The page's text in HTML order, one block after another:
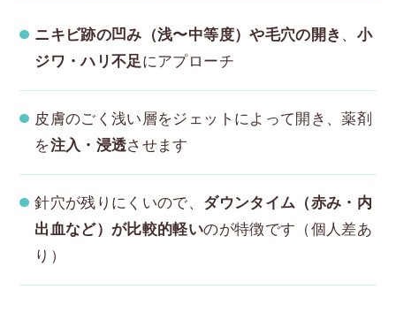
ニキビ跡の凹み（浅〜中等度）や毛穴の開き 、 小
ジワ・ハリ不足にアプローチ
皮膚のごく浅い層をジェットによって開き、薬剤
を注入・浸透させます
針穴が残りにくいので、 ダウンタイム（赤み・内
出血など）が比較的軽いのが特徴です（個人差あ
り）